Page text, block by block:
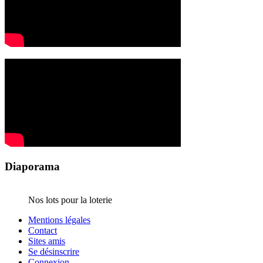
Diaporama
Nos lots pour la loterie
Mentions légales
Contact
Sites amis
Se désinscrire